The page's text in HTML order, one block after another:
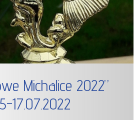
Michalice 2022”
17.07.2022